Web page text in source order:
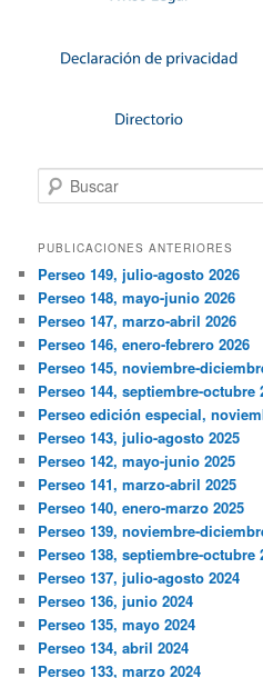
Buscar
PUBLICACIONES ANTERIORES
Perseo 149, julio-agosto 2026
Perseo 148, mayo-junio 2026
Perseo 147, marzo-abril 2026
Perseo 146, enero-febrero 2026
Perseo 145, noviembre-
Perseo 144, septiembre-octubre
Perseo edición especial,
Perseo 143, julio-agosto 2025
Perseo 142, mayo-junio 2025
Perseo 141, marzo-abril 2025
Perseo 140, enero-marzo 2025
Perseo 139, noviembre-
Perseo 138, septiembre-octubre
Perseo 137, julio-agosto 2024
Perseo 136, junio 2024
Perseo 135, mayo 2024
Perseo 134, abril 2024
Perseo 133, marzo 2024